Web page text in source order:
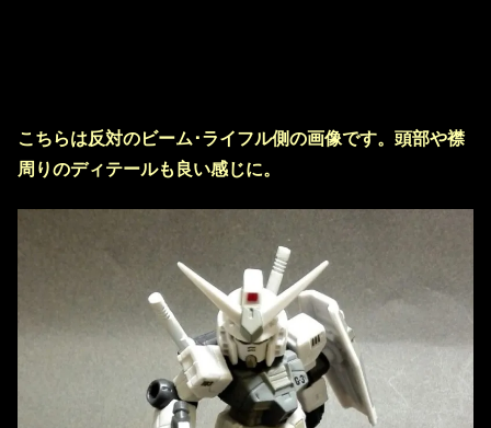
こちらは反対のビーム･ライフル側の画像です。頭部や襟
周りのディテールも良い感じに。